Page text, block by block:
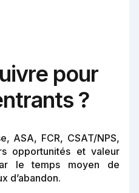
pour
?
ASA, FCR, CSAT/NPS,
opportunités et valeur
le temps moyen de
d’abandon.